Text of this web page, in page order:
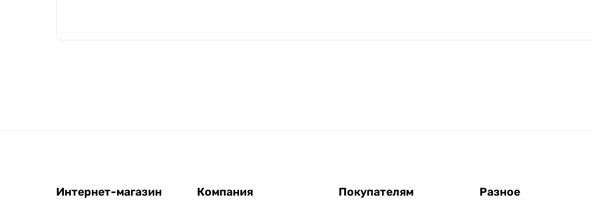
Интернет-магазин
Компания
Покупателям
Разное